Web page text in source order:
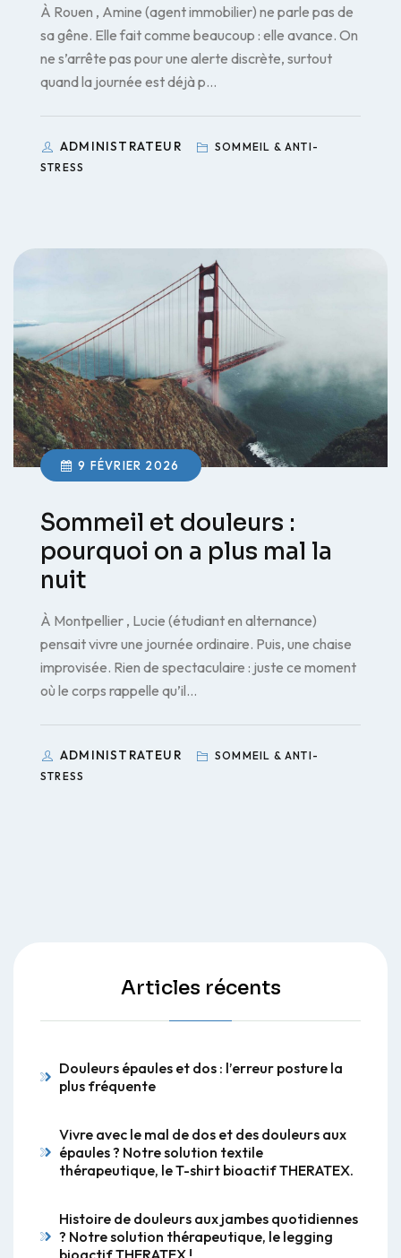
À Rouen , Amine (agent immobilier) ne parle pas de
sa gêne. Elle fait comme beaucoup : elle avance. On
ne s’arrête pas pour une alerte discrète, surtout
quand la journée est déjà p…
ADMINISTRATEUR
SOMMEIL & ANTI-
STRESS
9 FÉVRIER 2026
Sommeil et douleurs :
pourquoi on a plus mal la
nuit
À Montpellier , Lucie (étudiant en alternance)
pensait vivre une journée ordinaire. Puis, une chaise
improvisée. Rien de spectaculaire : juste ce moment
où le corps rappelle qu’il…
ADMINISTRATEUR
SOMMEIL & ANTI-
STRESS
Articles récents
Douleurs épaules et dos : l’erreur posture la
plus fréquente
Vivre avec le mal de dos et des douleurs aux
épaules ? Notre solution textile
thérapeutique, le T-shirt bioactif THERATEX.
Histoire de douleurs aux jambes quotidiennes
? Notre solution thérapeutique, le legging